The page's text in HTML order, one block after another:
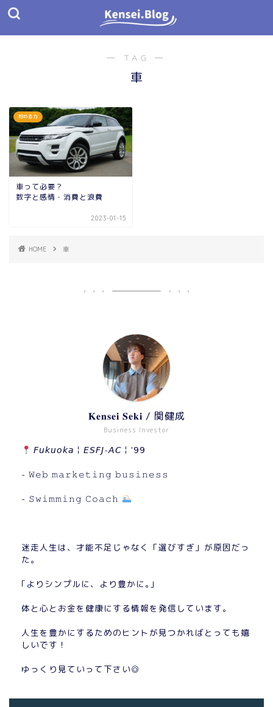
― TAG ―
車
貯める力
車って必要？
数字と感情・消費と浪費
2023-01-15
HOME 車
Business Investor
𝐊𝐞𝐧𝐬𝐞𝐢 𝐒𝐞𝐤𝐢 / 関健成
𝘍𝘶𝘬𝘶𝘰𝘬𝘢￤𝘌𝘚𝘍𝘑-𝘈𝘊￤'𝟫𝟫
- 𝚆𝚎𝚋 𝚖𝚊𝚛𝚔𝚎𝚝𝚒𝚗𝚐 𝚋𝚞𝚜𝚒𝚗𝚎𝚜𝚜
- 𝚂𝚠𝚒𝚖𝚖𝚒𝚗𝚐 𝙲𝚘𝚊𝚌𝚑
迷走人生は、才能不足じゃなく「選びすぎ」が原因だっ
た。
｢よりシンプルに、より豊かに｡｣
体と心とお金を健康にする情報を発信しています。
人生を豊かにするためのヒントが見つかればとっても嬉
しいです！
ゆっくり見ていって下さい◎